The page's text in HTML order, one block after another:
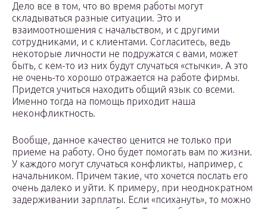
Дело все в том, что во время работы могут
складываться разные ситуации. Это и
взаимоотношения с начальством, и с другими
сотрудниками, и с клиентами. Согласитесь, ведь
некоторые личности не подружатся с вами, может
быть, с кем-то из них будут случаться «стычки». А это
не очень-то хорошо отражается на работе фирмы.
Придется учиться находить общий язык со всеми.
Именно тогда на помощь приходит наша
неконфликтность.
Вообще, данное качество ценится не только при
приеме на работу. Оно будет помогать вам по жизни.
У каждого могут случаться конфликты, например, с
начальником. Причем такие, что хочется послать его
очень далеко и уйти. К примеру, при неоднократном
задерживании зарплаты. Если «психануть», то можно